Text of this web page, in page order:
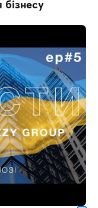
бізнесу